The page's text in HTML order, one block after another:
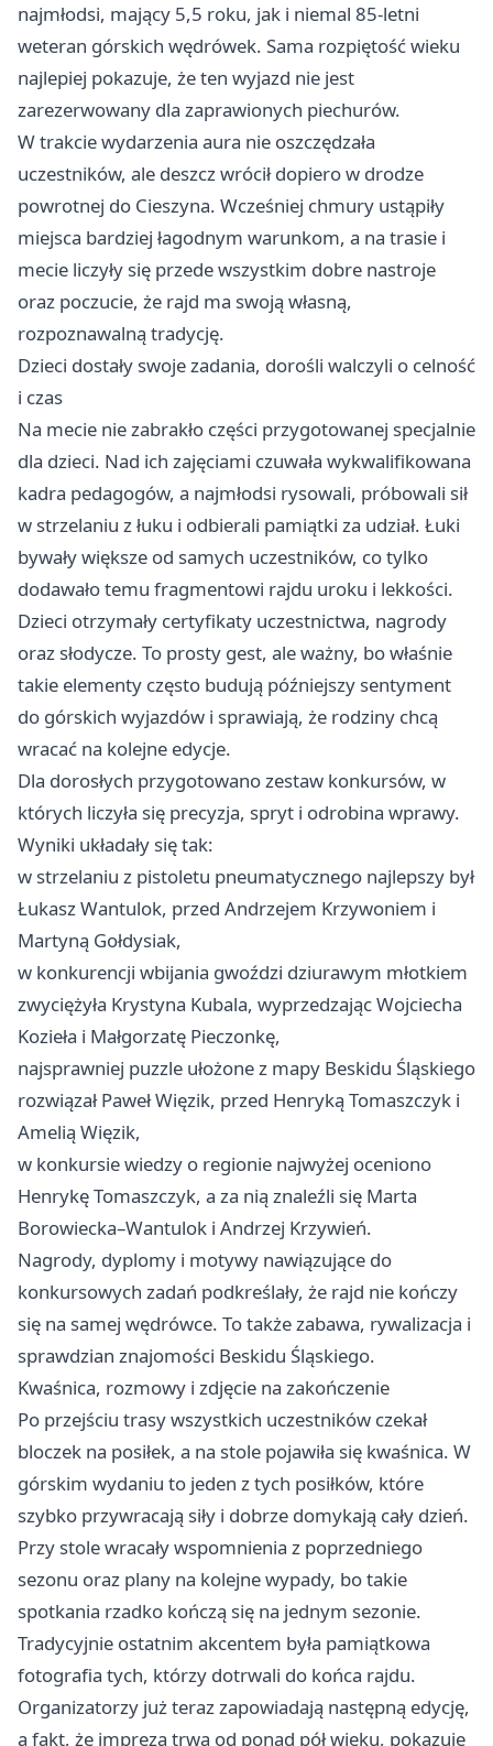
najmłodsi, mający 5,5 roku, jak i niemal 85-letni
weteran górskich wędrówek. Sama rozpiętość wieku
najlepiej pokazuje, że ten wyjazd nie jest
zarezerwowany dla zaprawionych piechurów.
W trakcie wydarzenia aura nie oszczędzała
uczestników, ale deszcz wrócił dopiero w drodze
powrotnej do Cieszyna. Wcześniej chmury ustąpiły
miejsca bardziej łagodnym warunkom, a na trasie i
mecie liczyły się przede wszystkim dobre nastroje
oraz poczucie, że rajd ma swoją własną,
rozpoznawalną tradycję.
Dzieci dostały swoje zadania, dorośli walczyli o celność
i czas
Na mecie nie zabrakło części przygotowanej specjalnie
dla dzieci. Nad ich zajęciami czuwała wykwalifikowana
kadra pedagogów, a najmłodsi rysowali, próbowali sił
w strzelaniu z łuku i odbierali pamiątki za udział. Łuki
bywały większe od samych uczestników, co tylko
dodawało temu fragmentowi rajdu uroku i lekkości.
Dzieci otrzymały certyfikaty uczestnictwa, nagrody
oraz słodycze. To prosty gest, ale ważny, bo właśnie
takie elementy często budują późniejszy sentyment
do górskich wyjazdów i sprawiają, że rodziny chcą
wracać na kolejne edycje.
Dla dorosłych przygotowano zestaw konkursów, w
których liczyła się precyzja, spryt i odrobina wprawy.
Wyniki układały się tak:
w strzelaniu z pistoletu pneumatycznego najlepszy był
Łukasz Wantulok, przed Andrzejem Krzywoniem i
Martyną Gołdysiak,
w konkurencji wbijania gwoździ dziurawym młotkiem
zwyciężyła Krystyna Kubala, wyprzedzając Wojciecha
Kozieła i Małgorzatę Pieczonkę,
najsprawniej puzzle ułożone z mapy Beskidu Śląskiego
rozwiązał Paweł Więzik, przed Henryką Tomaszczyk i
Amelią Więzik,
w konkursie wiedzy o regionie najwyżej oceniono
Henrykę Tomaszczyk, a za nią znaleźli się Marta
Borowiecka–Wantulok i Andrzej Krzywień.
Nagrody, dyplomy i motywy nawiązujące do
konkursowych zadań podkreślały, że rajd nie kończy
się na samej wędrówce. To także zabawa, rywalizacja i
sprawdzian znajomości Beskidu Śląskiego.
Kwaśnica, rozmowy i zdjęcie na zakończenie
Po przejściu trasy wszystkich uczestników czekał
bloczek na posiłek, a na stole pojawiła się kwaśnica. W
górskim wydaniu to jeden z tych posiłków, które
szybko przywracają siły i dobrze domykają cały dzień.
Przy stole wracały wspomnienia z poprzedniego
sezonu oraz plany na kolejne wypady, bo takie
spotkania rzadko kończą się na jednym sezonie.
Tradycyjnie ostatnim akcentem była pamiątkowa
fotografia tych, którzy dotrwali do końca rajdu.
Organizatorzy już teraz zapowiadają następną edycję,
a fakt, że impreza trwa od ponad pół wieku, pokazuje